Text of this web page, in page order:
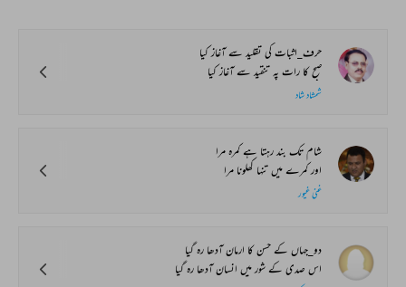
حرف_اثبات کی تقلید سے آغاز کیا
صبح کا رات پہ تنقید سے آغاز کیا
شمشاد شاد
شام تک بند رہتا ہے کمرہ مرا
اور کمرے میں تنہا کھلونا مرا
غنی غیور
دو_جہاں کے حسن کا ارمان آدھا رہ گیا
اس صدی کے شور میں انسان آدھا رہ گیا